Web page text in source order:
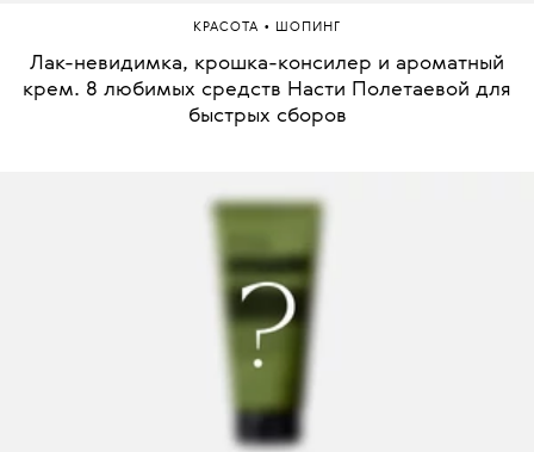
КРАСОТА • ШОПИНГ
Лак-невидимка, крошка-консилер и ароматный
крем. 8 любимых средств Насти Полетаевой для
быстрых сборов